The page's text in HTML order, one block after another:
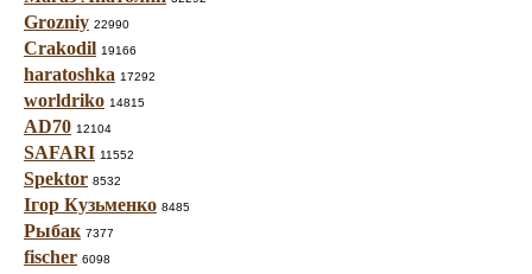
Grozniy 22990
Crakodil 19166
haratoshka 17292
worldriko 14815
AD70 12104
SAFARI 11552
Spektor 8532
Ігор Кузьменко 8485
Рыбак 7377
fischer 6098